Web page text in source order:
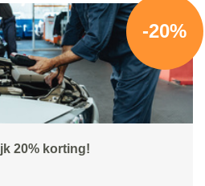
-20%
20% korting!